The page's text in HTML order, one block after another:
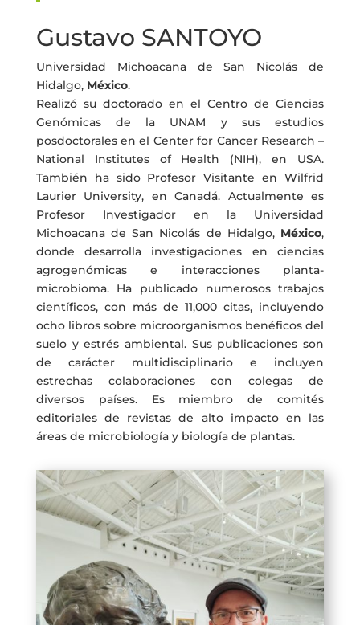
Gustavo SANTOYO
Universidad Michoacana de San Nicolás de
Hidalgo, México.
Realizó su doctorado en el Centro de Ciencias
Genómicas de la UNAM y sus estudios
posdoctorales en el Center for Cancer Research –
National Institutes of Health (NIH), en USA.
También ha sido Profesor Visitante en Wilfrid
Laurier University, en Canadá. Actualmente es
Profesor Investigador en la Universidad
Michoacana de San Nicolás de Hidalgo, México,
donde desarrolla investigaciones en ciencias
agrogenómicas e interacciones planta-
microbioma. Ha publicado numerosos trabajos
científicos, con más de 11,000 citas, incluyendo
ocho libros sobre microorganismos benéficos del
suelo y estrés ambiental. Sus publicaciones son
de carácter multidisciplinario e incluyen
estrechas colaboraciones con colegas de
diversos países. Es miembro de comités
editoriales de revistas de alto impacto en las
áreas de microbiología y biología de plantas.